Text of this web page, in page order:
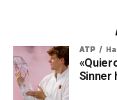
ATP
Sinner